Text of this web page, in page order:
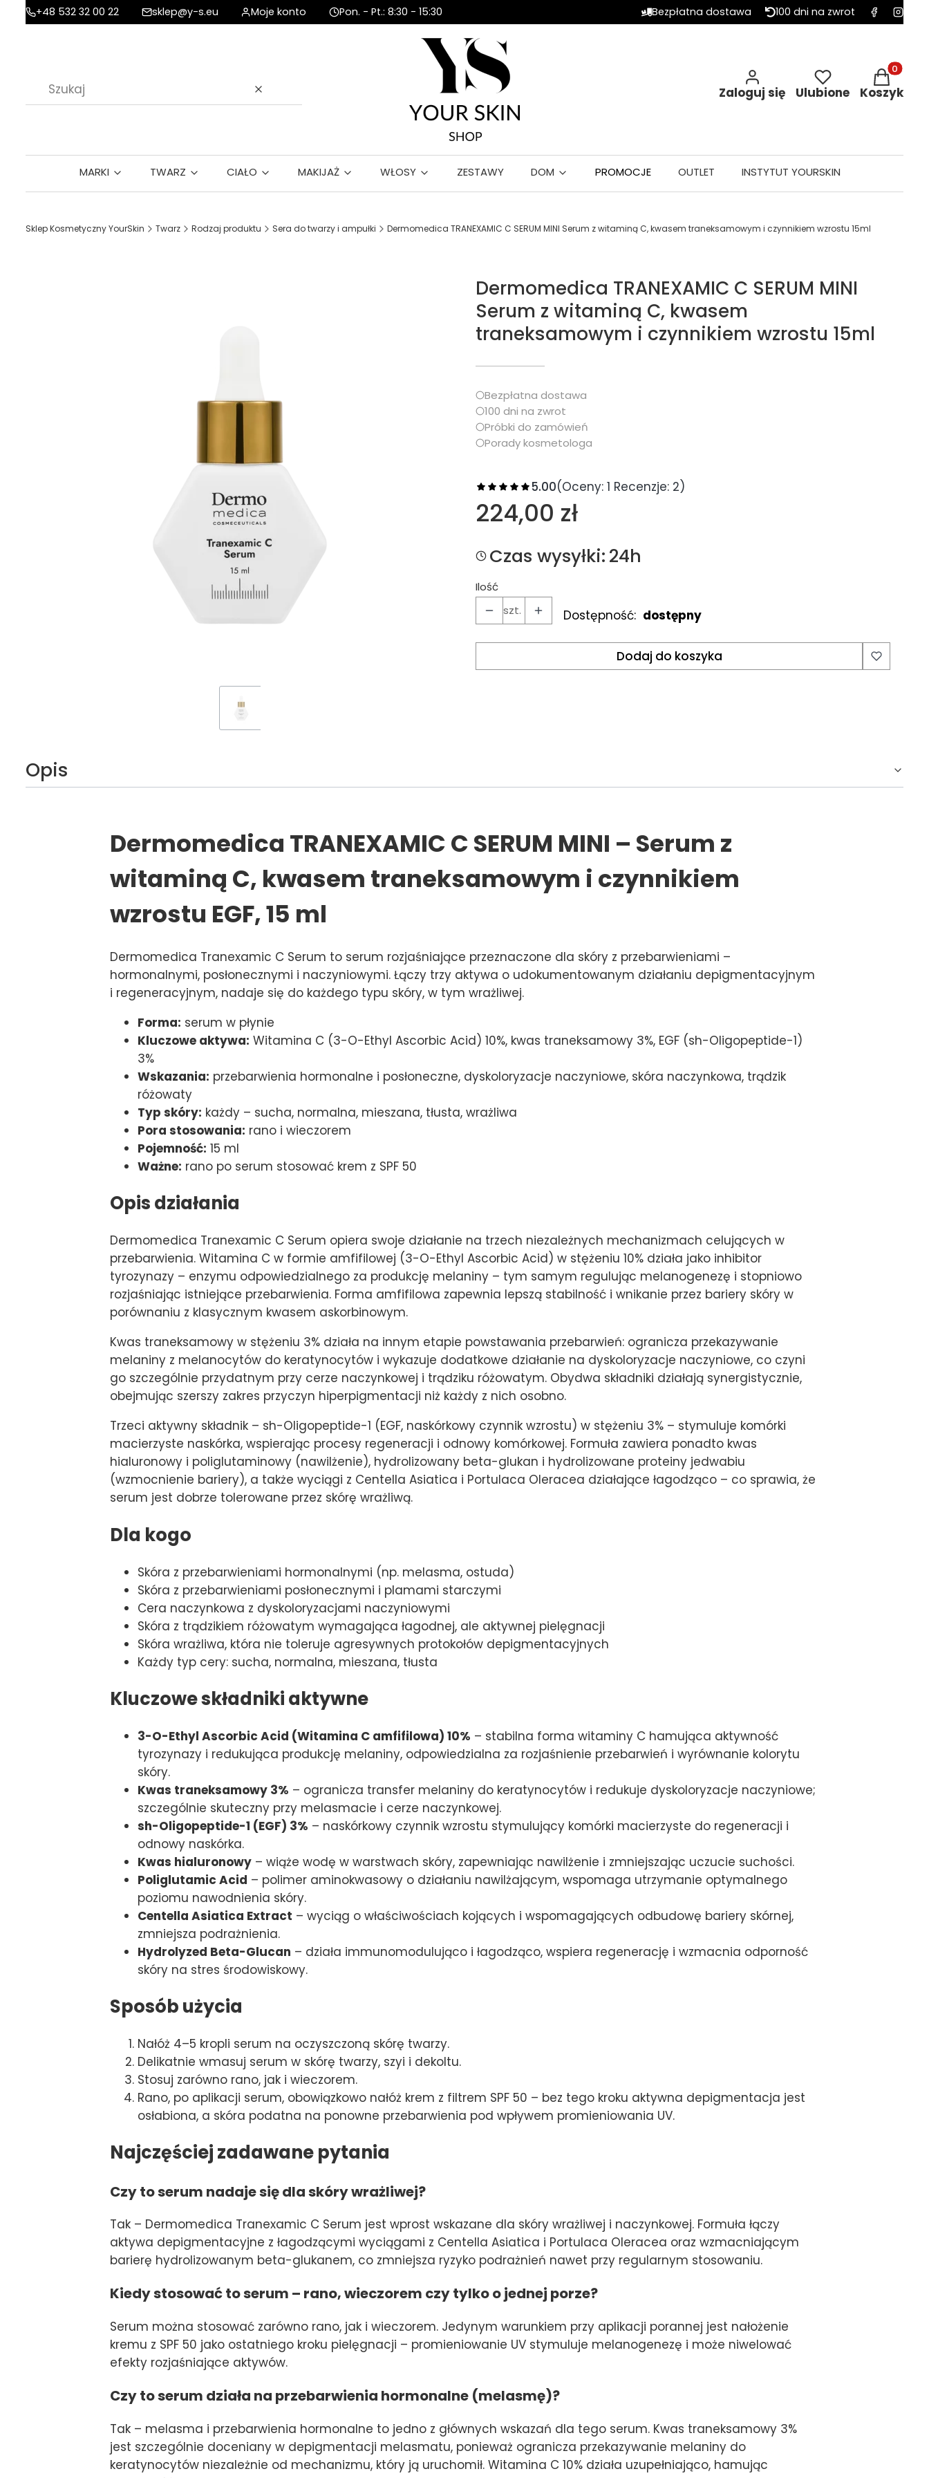
+48 532 32 00 22 sklep@y-s.eu Moje konto Pon. - Pt.: 8:30 - 15:30 Bezpłatna dostawa 100 dni na zwrot
Wyczyść Zaloguj się Ulubione
Produkty
Koszyk
MARKI TWARZ CIAŁO MAKIJAŻ WŁOSY ZESTAWY DOM PROMOCJE OUTLET INSTYTUT YOURSKIN
Sklep Kosmetyczny YourSkin Twarz Rodzaj produktu Sera do twarzy i ampułki Dermomedica TRANEXAMIC C SERUM MINI Serum z witaminą C, kwasem traneksamowym i czynnikiem wzrostu 15ml
Dermomedica TRANEXAMIC C SERUM MINI
Serum z witaminą C, kwasem
traneksamowym i czynnikiem wzrostu 15ml
Bezpłatna dostawa
100 dni na zwrot
Próbki do zamówień
Porady kosmetologa
5.00(Oceny: 1 Recenzje: 2)
Cena
224,00 zł
Czas wysyłki:24h
Ilość
szt.
Dostępność: dostępny
Dodaj do koszyka
Opis
Dermomedica TRANEXAMIC C SERUM MINI – Serum z
witaminą C, kwasem traneksamowym i czynnikiem
wzrostu EGF, 15 ml
Dermomedica Tranexamic C Serum to serum rozjaśniające przeznaczone dla skóry z przebarwieniami –
hormonalnymi, posłonecznymi i naczyniowymi. Łączy trzy aktywa o udokumentowanym działaniu depigmentacyjnym
i regeneracyjnym, nadaje się do każdego typu skóry, w tym wrażliwej.
Forma: serum w płynie
Kluczowe aktywa: Witamina C (3-O-Ethyl Ascorbic Acid) 10%, kwas traneksamowy 3%, EGF (sh-Oligopeptide-1)
3%
Wskazania: przebarwienia hormonalne i posłoneczne, dyskoloryzacje naczyniowe, skóra naczynkowa, trądzik
różowaty
Typ skóry: każdy – sucha, normalna, mieszana, tłusta, wrażliwa
Pora stosowania: rano i wieczorem
Pojemność: 15 ml
Ważne: rano po serum stosować krem z SPF 50
Opis działania
Dermomedica Tranexamic C Serum opiera swoje działanie na trzech niezależnych mechanizmach celujących w
przebarwienia. Witamina C w formie amfifilowej (3-O-Ethyl Ascorbic Acid) w stężeniu 10% działa jako inhibitor
tyrozynazy – enzymu odpowiedzialnego za produkcję melaniny – tym samym regulując melanogenezę i stopniowo
rozjaśniając istniejące przebarwienia. Forma amfifilowa zapewnia lepszą stabilność i wnikanie przez bariery skóry w
porównaniu z klasycznym kwasem askorbinowym.
Kwas traneksamowy w stężeniu 3% działa na innym etapie powstawania przebarwień: ogranicza przekazywanie
melaniny z melanocytów do keratynocytów i wykazuje dodatkowe działanie na dyskoloryzacje naczyniowe, co czyni
go szczególnie przydatnym przy cerze naczynkowej i trądziku różowatym. Obydwa składniki działają synergistycznie,
obejmując szerszy zakres przyczyn hiperpigmentacji niż każdy z nich osobno.
Trzeci aktywny składnik – sh-Oligopeptide-1 (EGF, naskórkowy czynnik wzrostu) w stężeniu 3% – stymuluje komórki
macierzyste naskórka, wspierając procesy regeneracji i odnowy komórkowej. Formuła zawiera ponadto kwas
hialuronowy i poliglutaminowy (nawilżenie), hydrolizowany beta-glukan i hydrolizowane proteiny jedwabiu
(wzmocnienie bariery), a także wyciągi z Centella Asiatica i Portulaca Oleracea działające łagodząco – co sprawia, że
serum jest dobrze tolerowane przez skórę wrażliwą.
Dla kogo
Skóra z przebarwieniami hormonalnymi (np. melasma, ostuda)
Skóra z przebarwieniami posłonecznymi i plamami starczymi
Cera naczynkowa z dyskoloryzacjami naczyniowymi
Skóra z trądzikiem różowatym wymagająca łagodnej, ale aktywnej pielęgnacji
Skóra wrażliwa, która nie toleruje agresywnych protokołów depigmentacyjnych
Każdy typ cery: sucha, normalna, mieszana, tłusta
Kluczowe składniki aktywne
3-O-Ethyl Ascorbic Acid (Witamina C amfifilowa) 10% – stabilna forma witaminy C hamująca aktywność
tyrozynazy i redukująca produkcję melaniny, odpowiedzialna za rozjaśnienie przebarwień i wyrównanie kolorytu
skóry.
Kwas traneksamowy 3% – ogranicza transfer melaniny do keratynocytów i redukuje dyskoloryzacje naczyniowe;
szczególnie skuteczny przy melasmacie i cerze naczynkowej.
sh-Oligopeptide-1 (EGF) 3% – naskórkowy czynnik wzrostu stymulujący komórki macierzyste do regeneracji i
odnowy naskórka.
Kwas hialuronowy– wiąże wodę w warstwach skóry, zapewniając nawilżenie i zmniejszając uczucie suchości.
Poliglutamic Acid – polimer aminokwasowy o działaniu nawilżającym, wspomaga utrzymanie optymalnego
poziomu nawodnienia skóry.
Centella Asiatica Extract – wyciąg o właściwościach kojących i wspomagających odbudowę bariery skórnej,
zmniejsza podrażnienia.
Hydrolyzed Beta-Glucan – działa immunomodulująco i łagodząco, wspiera regenerację i wzmacnia odporność
skóry na stres środowiskowy.
Sposób użycia
Nałóż 4–5 kropli serum na oczyszczoną skórę twarzy.
Delikatnie wmasuj serum w skórę twarzy, szyi i dekoltu.
Stosuj zarówno rano, jak i wieczorem.
Rano, po aplikacji serum, obowiązkowo nałóż krem z filtrem SPF 50 – bez tego kroku aktywna depigmentacja jest
osłabiona, a skóra podatna na ponowne przebarwienia pod wpływem promieniowania UV.
Najczęściej zadawane pytania
Czy to serum nadaje się dla skóry wrażliwej?
Tak – Dermomedica Tranexamic C Serum jest wprost wskazane dla skóry wrażliwej i naczynkowej. Formuła łączy
aktywa depigmentacyjne z łagodzącymi wyciągami z Centella Asiatica i Portulaca Oleracea oraz wzmacniającym
barierę hydrolizowanym beta-glukanem, co zmniejsza ryzyko podrażnień nawet przy regularnym stosowaniu.
Kiedy stosować to serum – rano, wieczorem czy tylko o jednej porze?
Serum można stosować zarówno rano, jak i wieczorem. Jedynym warunkiem przy aplikacji porannej jest nałożenie
kremu z SPF 50 jako ostatniego kroku pielęgnacji – promieniowanie UV stymuluje melanogenezę i może niwelować
efekty rozjaśniające aktywów.
Czy to serum działa na przebarwienia hormonalne (melasmę)?
Tak – melasma i przebarwienia hormonalne to jedno z głównych wskazań dla tego serum. Kwas traneksamowy 3%
jest szczególnie doceniany w depigmentacji melasmatu, ponieważ ogranicza przekazywanie melaniny do
keratynocytów niezależnie od mechanizmu, który ją uruchomił. Witamina C 10% działa uzupełniająco, hamując